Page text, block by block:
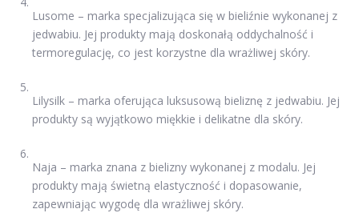
Lusome – marka specjalizująca się w bieliźnie wykonanej z
jedwabiu. Jej produkty mają doskonałą oddychalność i
termoregulację, co jest korzystne dla wrażliwej skóry.
Lilysilk – marka oferująca luksusową bieliznę z jedwabiu. Jej
produkty są wyjątkowo miękkie i delikatne dla skóry.
Naja – marka znana z bielizny wykonanej z modalu. Jej
produkty mają świetną elastyczność i dopasowanie,
zapewniając wygodę dla wrażliwej skóry.